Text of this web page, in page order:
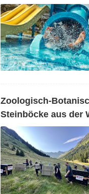
Zoologisch-
Steinböcke aus der